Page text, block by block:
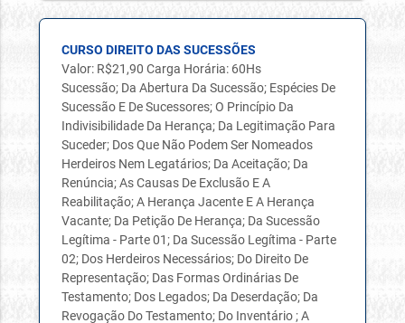
CURSO DIREITO DAS SUCESSÕES
Valor: R$21,90 Carga Horária: 60Hs
Sucessão; Da Abertura Da Sucessão; Espécies De
Sucessão E De Sucessores; O Princípio Da
Indivisibilidade Da Herança; Da Legitimação Para
Suceder; Dos Que Não Podem Ser Nomeados
Herdeiros Nem Legatários; Da Aceitação; Da
Renúncia; As Causas De Exclusão E A
Reabilitação; A Herança Jacente E A Herança
Vacante; Da Petição De Herança; Da Sucessão
Legítima - Parte 01; Da Sucessão Legítima - Parte
02; Dos Herdeiros Necessários; Do Direito De
Representação; Das Formas Ordinárias De
Testamento; Dos Legados; Da Deserdação; Da
Revogação Do Testamento; Do Inventário ; A